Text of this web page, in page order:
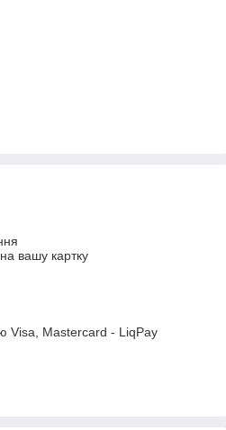
вашу картку
Visa, Mastercard - LiqPay